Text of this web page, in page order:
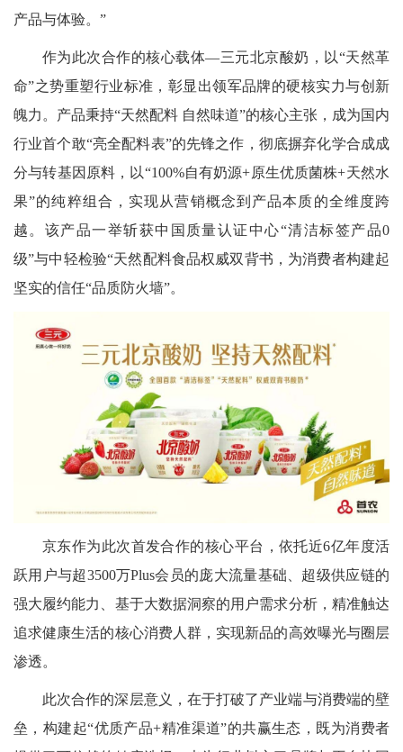
产品与体验。”
作为此次合作的核心载体—三元北京酸奶，以“天然革
命”之势重塑行业标准，彰显出领军品牌的硬核实力与创新
魄力。产品秉持“天然配料 自然味道”的核心主张，成为国内
行业首个敢“亮全配料表”的先锋之作，彻底摒弃化学合成成
分与转基因原料，以“100%自有奶源+原生优质菌株+天然水
果”的纯粹组合，实现从营销概念到产品本质的全维度跨
越。该产品一举斩获中国质量认证中心“清洁标签产品0
级”与中轻检验“天然配料食品权威双背书，为消费者构建起
坚实的信任“品质防火墙”。
京东作为此次首发合作的核心平台，依托近6亿年度活
跃用户与超3500万Plus会员的庞大流量基础、超级供应链的
强大履约能力、基于大数据洞察的用户需求分析，精准触达
追求健康生活的核心消费人群，实现新品的高效曝光与圈层
渗透。
此次合作的深层意义，在于打破了产业端与消费端的壁
垒，构建起“优质产品+精准渠道”的共赢生态，既为消费者